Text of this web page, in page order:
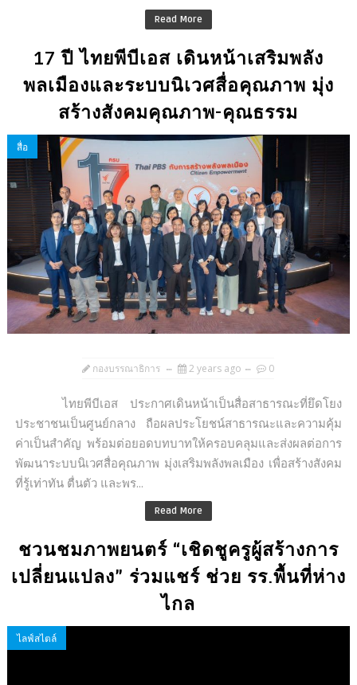
Read More
17 ปี ไทยพีบีเอส เดินหน้าเสริมพลัง
พลเมืองและระบบนิเวศสื่อคุณภาพ มุ่ง
สร้างสังคมคุณภาพ-คุณธรรม
สื่อ
กองบรรณาธิการ 2 years ago 0
ไทยพีบีเอส ประกาศเดินหน้าเป็นสื่อสาธารณะที่ยึดโยง
ประชาชนเป็นศูนย์กลาง ถือผลประโยชน์สาธารณะและความคุ้ม
ค่าเป็นสำคัญ พร้อมต่อยอดบทบาทให้ครอบคลุมและส่งผลต่อการ
พัฒนาระบบนิเวศสื่อคุณภาพ มุ่งเสริมพลังพลเมือง เพื่อสร้างสังคม
ที่รู้เท่าทัน ตื่นตัว และพร...
Read More
ชวนชมภาพยนตร์ “เชิดชูครูผู้สร้างการ
เปลี่ยนแปลง” ร่วมแชร์ ช่วย รร.พื้นที่ห่าง
ไกล
ไลฟ์สไตล์